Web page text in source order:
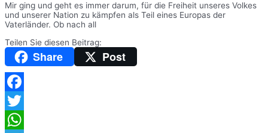
Mir ging und geht es immer darum, für die Freiheit unseres Volkes
und unserer Nation zu kämpfen als Teil eines Europas der
Vaterländer. Ob nach all
Teilen Sie diesen Beitrag:
Share Post
Facebook
Twitter